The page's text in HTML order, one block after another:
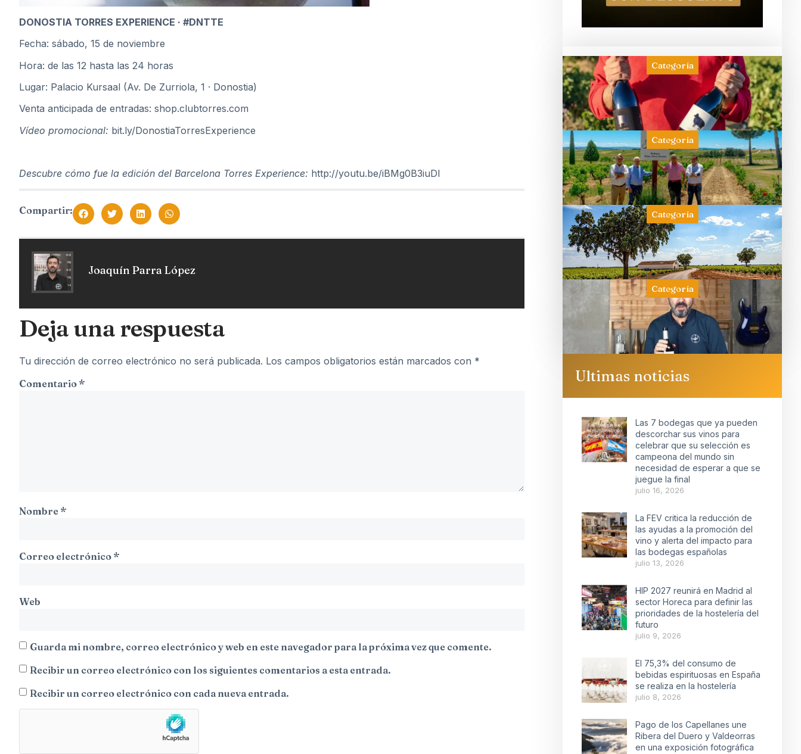
DONOSTIA TORRES EXPERIENCE · #DNTTE
Fecha: sábado, 15 de noviembre
Hora: de las 12 hasta las 24 horas
Lugar: Palacio Kursaal (Av. De Zurriola, 1 · Donostia)
Venta anticipada de entradas: shop.clubtorres.com
Vídeo promocional: bit.ly/DonostiaTorresExperience
Descubre cómo fue la edición del Barcelona Torres Experience: http://youtu.be/iBMg0B3iuDI
Compartir:
Joaquín Parra López
Deja una respuesta
Tu dirección de correo electrónico no será publicada. Los campos obligatorios están marcados con *
Comentario *
Nombre *
Correo electrónico *
Web
Guarda mi nombre, correo electrónico y web en este navegador para la próxima vez que comente.
Recibir un correo electrónico con los siguientes comentarios a esta entrada.
Recibir un correo electrónico con cada nueva entrada.
Categoría
Categoría
Categoría
Categoría
Ultimas noticias
Las 7 bodegas que ya pueden
descorchar sus vinos para
celebrar que su selección es
campeona del mundo sin
necesidad de esperar a que se
juegue la final
julio 16, 2026
La FEV critica la reducción de
las ayudas a la promoción del
vino y alerta del impacto para
las bodegas españolas
julio 13, 2026
HIP 2027 reunirá en Madrid al
sector Horeca para definir las
prioridades de la hostelería del
futuro
julio 9, 2026
El 75,3% del consumo de
bebidas espirituosas en España
se realiza en la hostelería
julio 8, 2026
Pago de los Capellanes une
Ribera del Duero y Valdeorras
en una exposición fotográfica